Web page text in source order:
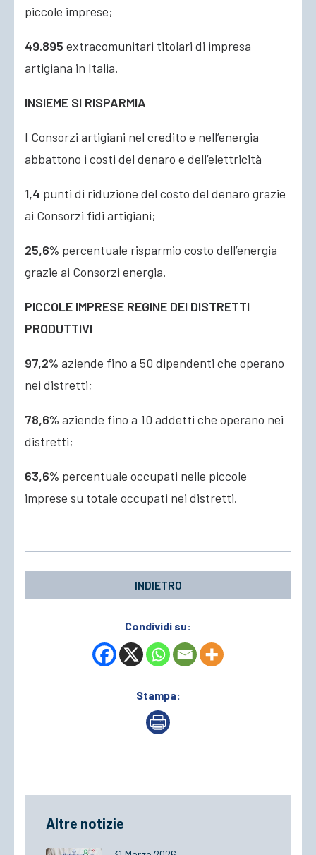
piccole imprese;
49.895 extracomunitari titolari di impresa
artigiana in Italia.
INSIEME SI RISPARMIA
I Consorzi artigiani nel credito e nell’energia
abbattono i costi del denaro e dell’elettricità
1,4 punti di riduzione del costo del denaro grazie
ai Consorzi fidi artigiani;
25,6% percentuale risparmio costo dell’energia
grazie ai Consorzi energia.
PICCOLE IMPRESE REGINE DEI DISTRETTI
PRODUTTIVI
97,2% aziende fino a 50 dipendenti che operano
nei distretti;
78,6% aziende fino a 10 addetti che operano nei
distretti;
63,6% percentuale occupati nelle piccole
imprese su totale occupati nei distretti.
INDIETRO
Condividi su:
Stampa:
Altre notizie